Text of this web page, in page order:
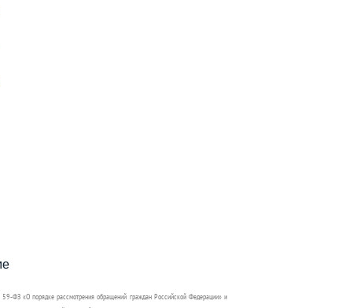
ФЗ «О порядке рассмотрения обращений граждан Российской Федерации» и